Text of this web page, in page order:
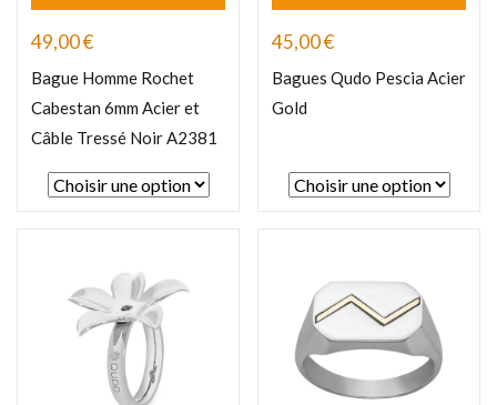
49,00€
Bague Homme Rochet
Cabestan 6mm Acier et
Câble Tressé Noir A2381
45,00€
Bagues Qudo Pescia Acier
Gold